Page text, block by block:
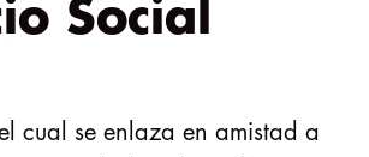
Social
cual se enlaza en amistad a